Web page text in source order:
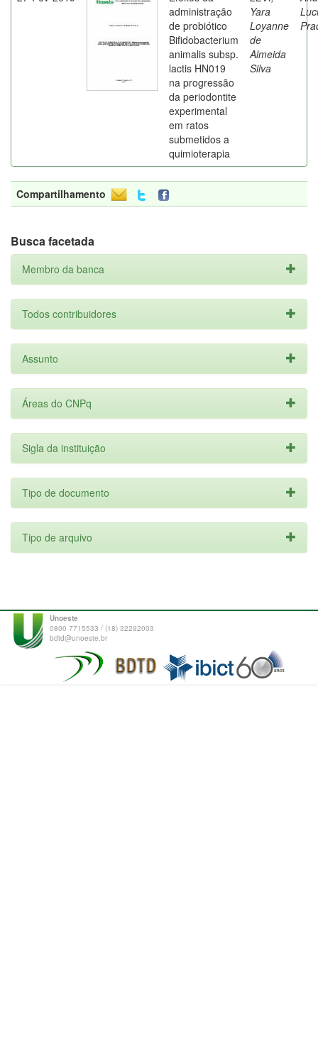
administração
de probiótico
Bifidobacterium
animalis subsp.
lactis HN019
na progressão
da periodontite
experimental
em ratos
submetidos a
quimioterapia
Yara
Loyanne
de
Almeida
Silva
Compartilhamento
Busca facetada
Membro da banca
Todos contribuidores
Assunto
Áreas do CNPq
Sigla da instituição
Tipo de documento
Tipo de arquivo
Unoeste
0800 7715533 / (18) 32292003
bdtd@unoeste.br